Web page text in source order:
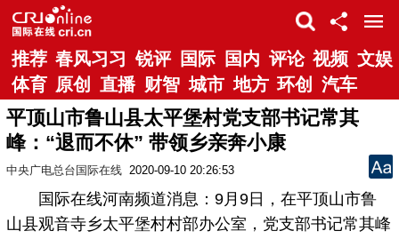
推荐 春风习习 锐评 国际 国内 评论 视频 文娱
体育 原创 直播 财智 城市 地方 环创 汽车
平顶山市鲁山县太平堡村党支部书记常其
峰：“退而不休” 带领乡亲奔小康
中央广电总台国际在线 2020-09-10 20:26:53
国际在线河南频道消息：9月9日，在平顶山市鲁
山县观音寺乡太平堡村村部办公室，党支部书记常其峰